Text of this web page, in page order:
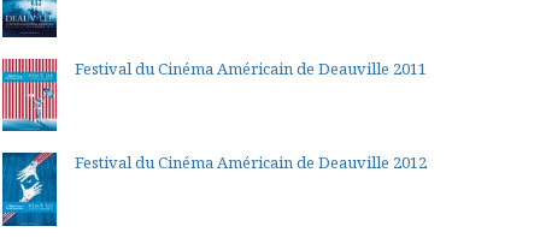
Festival du Cinéma Américain de Deauville 2011
Festival du Cinéma Américain de Deauville 2012